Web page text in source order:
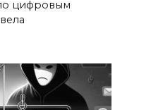
цифровым